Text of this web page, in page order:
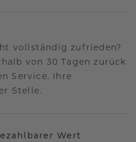
vollständig zufrieden?
von 30 Tagen zurück
Service. Ihre
Stelle.
Wert